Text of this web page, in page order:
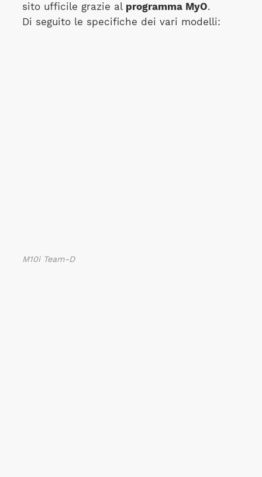
sito ufficile grazie al programma MyO.
Di seguito le specifiche dei vari modelli:
M10i Team-D